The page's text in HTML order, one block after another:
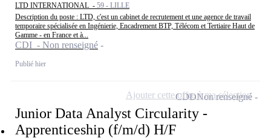
LTD INTERNATIONAL - 59 - LILLE
Description du poste : LTD, c'est un cabinet de recrutement et une agence de travail
temporaire spécialisée en Ingénierie, Encadrement BTP, Télécom et Tertiaire Haut de
Gamme - en France et à...
CDI - Non renseigné
Publié hier
Junior Data Analyst Circularity -
Apprenticeship (f/m/d) H/F
CDDNon renseigné
Ajouter cette offre à ma sélection